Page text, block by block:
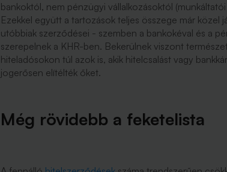
bankoktól, nem pénzügyi vállalkozásoktól
Ezekkel együtt a tartozások teljes összege már közel
utóbbiak szerződései - szemben a bankokéval és a
szerepelnek a KHR-ben. Bekerülnek viszont
hiteladósokon túl azok is, akik hitelcsalást vagy
jogerősen elítélték őket.
Még rövidebb a feketelista